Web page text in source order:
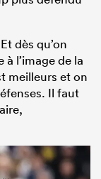
dès qu’on
l’image de la
meilleurs et on
Il faut